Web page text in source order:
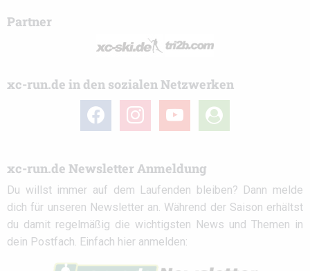
Partner
xc-run.de in den sozialen Netzwerken
facebook instagramyoutube
user-
circle
xc-run.de Newsletter Anmeldung
Du willst immer auf dem Laufenden bleiben? Dann melde
dich für unseren Newsletter an. Während der Saison erhältst
du damit regelmäßig die wichtigsten News und Themen in
dein Postfach. Einfach hier anmelden: